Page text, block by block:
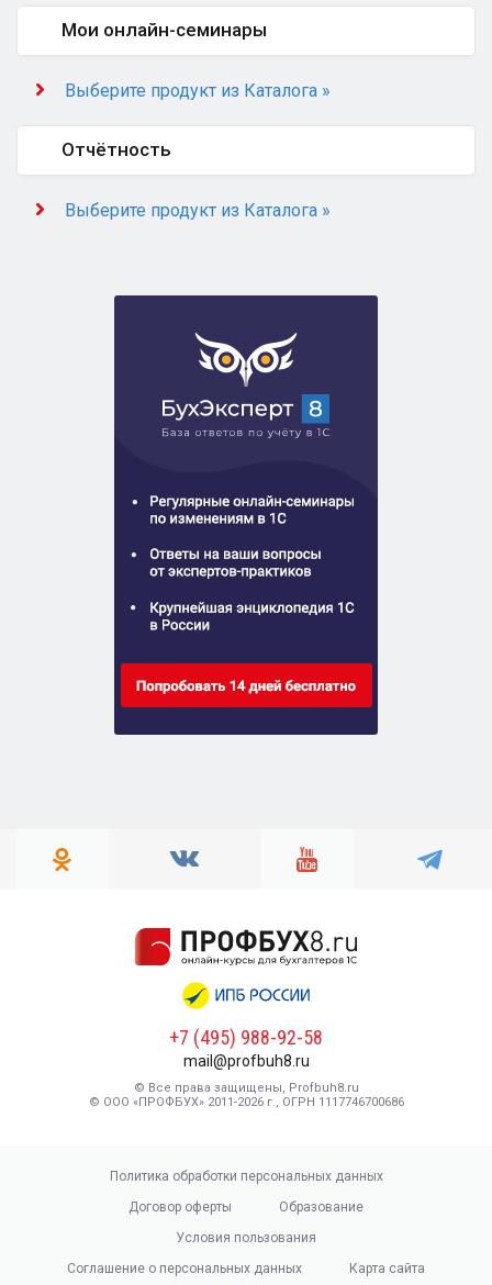
Мои онлайн-семинары
Выберите продукт из Каталога »
Отчётность
Выберите продукт из Каталога »
+7 (495) 988-92-58
mail@profbuh8.ru
© Все права защищены, Profbuh8.ru
© ООО «ПРОФБУХ» 2011-2026 г., ОГРН 1117746700686
Политика обработки персональных данных
Договор оферты
Образование
Условия пользования
Соглашение о персональных данных
Карта сайта